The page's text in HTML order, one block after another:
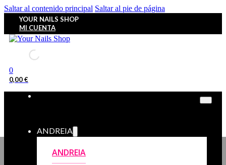
Saltar al contenido principal Saltar al pie de página
YOUR NAILS SHOP
MI CUENTA
0
0,00€
ANDREIA
ANDREIA